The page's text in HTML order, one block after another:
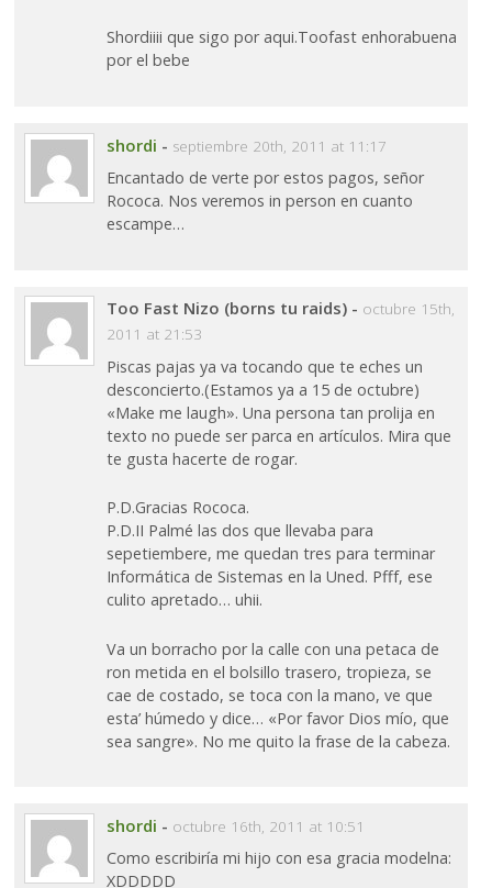
Shordiiii que sigo por aqui.Toofast enhorabuena
por el bebe
shordi - septiembre 20th, 2011 at 11:17
Encantado de verte por estos pagos, señor
Rococa. Nos veremos in person en cuanto
escampe…
Too Fast Nizo (borns tu raids) - octubre 15th,
2011 at 21:53
Piscas pajas ya va tocando que te eches un
desconcierto.(Estamos ya a 15 de octubre)
«Make me laugh». Una persona tan prolija en
texto no puede ser parca en artículos. Mira que
te gusta hacerte de rogar.
P.D.Gracias Rococa.
P.D.II Palmé las dos que llevaba para
sepetiembere, me quedan tres para terminar
Informática de Sistemas en la Uned. Pfff, ese
culito apretado… uhii.
Va un borracho por la calle con una petaca de
ron metida en el bolsillo trasero, tropieza, se
cae de costado, se toca con la mano, ve que
esta’ húmedo y dice… «Por favor Dios mío, que
sea sangre». No me quito la frase de la cabeza.
shordi - octubre 16th, 2011 at 10:51
Como escribiría mi hijo con esa gracia modelna:
XDDDDD